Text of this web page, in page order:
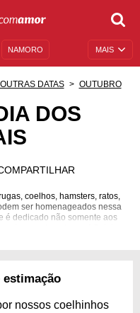
MAIS
NAMORO
ANIVERSÁRIO
OUTRAS DATAS OUTUBRO
DOS
coelhos, hamsters, ratos,
ser homenageados nessa
é dedicado não somente aos
e os da natureza! Celebre
estimação
nossos coelhinhos